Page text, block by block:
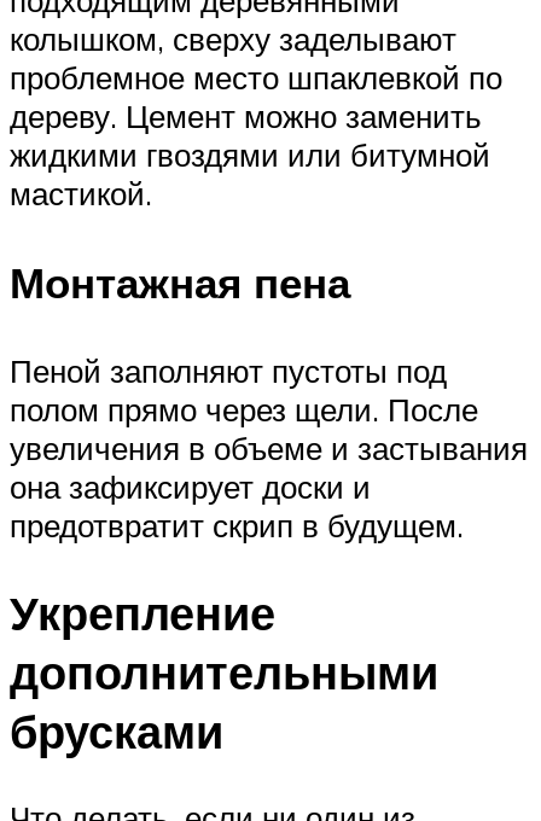
колышком, сверху заделывают
проблемное место шпаклевкой по
дереву. Цемент можно заменить
жидкими гвоздями или битумной
мастикой.
Монтажная пена
Пеной заполняют пустоты под
полом прямо через щели. После
увеличения в объеме и застывания
она зафиксирует доски и
предотвратит скрип в будущем.
Укрепление
дополнительными
брусками